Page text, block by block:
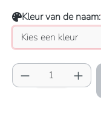
Kleur van de naam: